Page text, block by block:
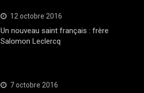
12 octobre 2016
Un nouveau saint français : frère
Salomon Leclercq
7 octobre 2016